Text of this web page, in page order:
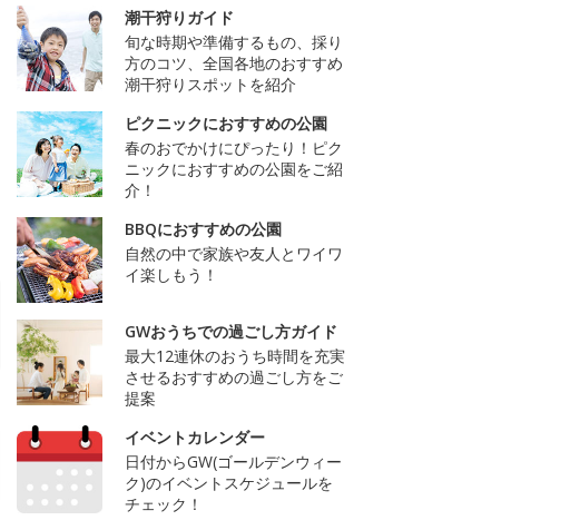
潮干狩りガイド
旬な時期や準備するもの、採り
方のコツ、全国各地のおすすめ
潮干狩りスポットを紹介
ピクニックにおすすめの公園
春のおでかけにぴったり！ピク
ニックにおすすめの公園をご紹
介！
BBQにおすすめの公園
自然の中で家族や友人とワイワ
イ楽しもう！
GWおうちでの過ごし方ガイド
最大12連休のおうち時間を充実
させるおすすめの過ごし方をご
提案
イベントカレンダー
日付からGW(ゴールデンウィー
ク)のイベントスケジュールを
チェック！